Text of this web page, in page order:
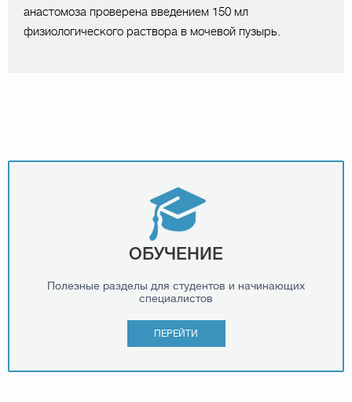
анастомоза проверена введением 150 мл
физиологического раствора в мочевой пузырь.
ОБУЧЕНИЕ
Полезные разделы для студентов и начинающих
специалистов
ПЕРЕЙТИ